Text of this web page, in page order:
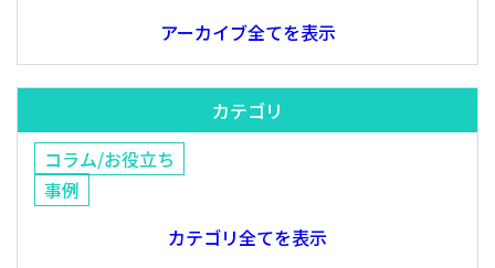
アーカイブ全てを表示
カテゴリ
コラム/お役立ち
事例
カテゴリ全てを表示